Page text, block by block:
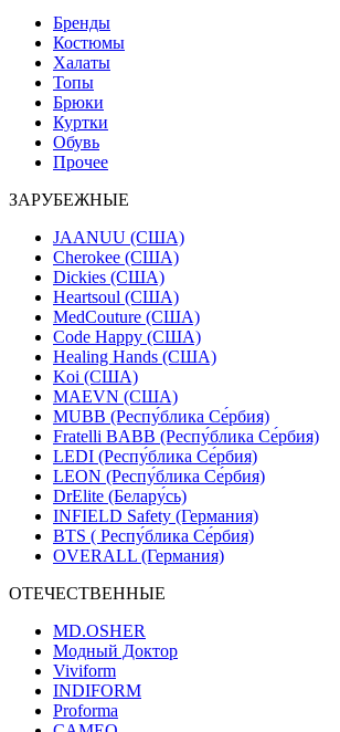
Бренды
Костюмы
Халаты
Топы
Брюки
Куртки
Обувь
Прочее
ЗАРУБЕЖНЫЕ
JAANUU (США)
Cherokee (США)
Dickies (США)
Heartsoul (США)
MedCouture (США)
Code Happy (США)
Healing Hands (США)
Koi (США)
MAEVN (США)
MUBB (Респу́блика Се́рбия)
Fratelli BABB (Респу́блика Се́рбия)
LEDI (Респу́блика Се́рбия)
LEON (Респу́блика Се́рбия)
DrElite (Белару́сь)
INFIELD Safety (Германия)
BTS ( Респу́блика Се́рбия)
OVERALL (Германия)
ОТЕЧЕСТВЕННЫЕ
MD.OSHER
Модный Доктор
Viviform
INDIFORM
Proforma